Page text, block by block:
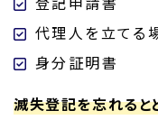
代理人を立てる
身分証明書
滅失登記を忘れると